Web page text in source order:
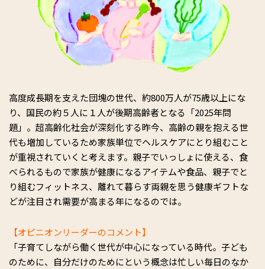
高度成長期を支えた団塊の世代、約800万人が75歳以上にな
り、国民の約５人に１人が後期高齢者となる「2025年問
題」。超高齢化社会が深刻化する昨今、高齢の親を抱える世
代も増加しているため家族単位でヘルスケアにとり組むこと
が重視されていくと考えます。親子でいっしょに使える、食
べられるもので家族が健康になるアイテムや食品、親子でと
り組むフィットネス、離れて暮らす両親を思う健康ギフトな
どが注目され需要が高まる年になるのでは。
【オピニオンリーダーのコメント】
「子育てしながら働く世代が中心になっている時代。子ども
のために、自分だけのためにという概念は忙しい毎日のなか